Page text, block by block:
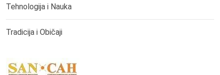
Tehnologija i Nauka
Tradicija i Običaji